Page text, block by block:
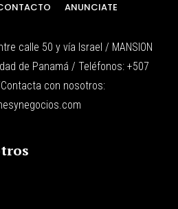
ANUNCIATE
calle 50 y vía Israel / MANSION
de Panamá / Teléfonos: +507
con nosotros: